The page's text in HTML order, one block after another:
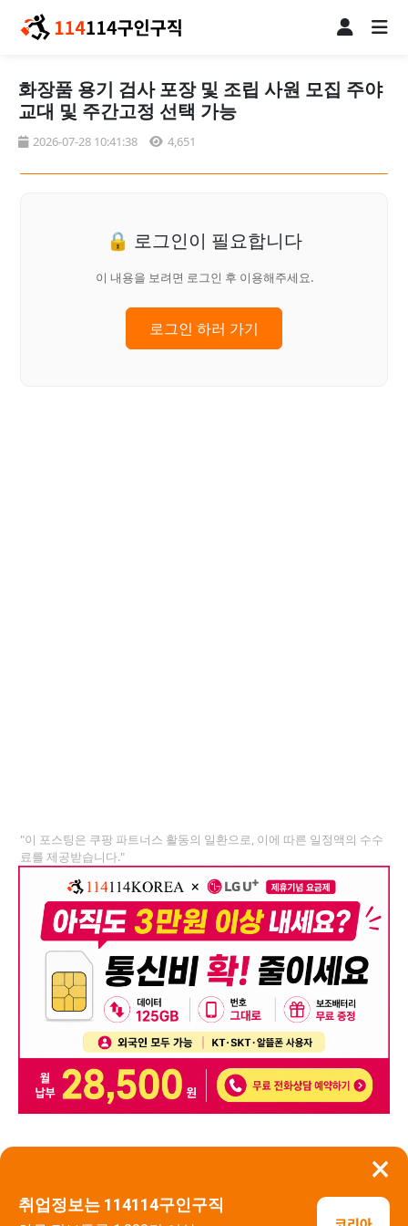
×
취업정보는 114114구인구직
화장품 용기 검사 포장 및 조립 사원 모집 주야
교대 및 주간고정 선택 가능
2026-07-28 10:41:38 4,651
🔒 로그인이 필요합니다
이 내용을 보려면 로그인 후 이용해주세요.
로그인 하러 가기
"이 포스팅은 쿠팡 파트너스 활동의 일환으로, 이에 따른 일정액의 수수
료를 제공받습니다."